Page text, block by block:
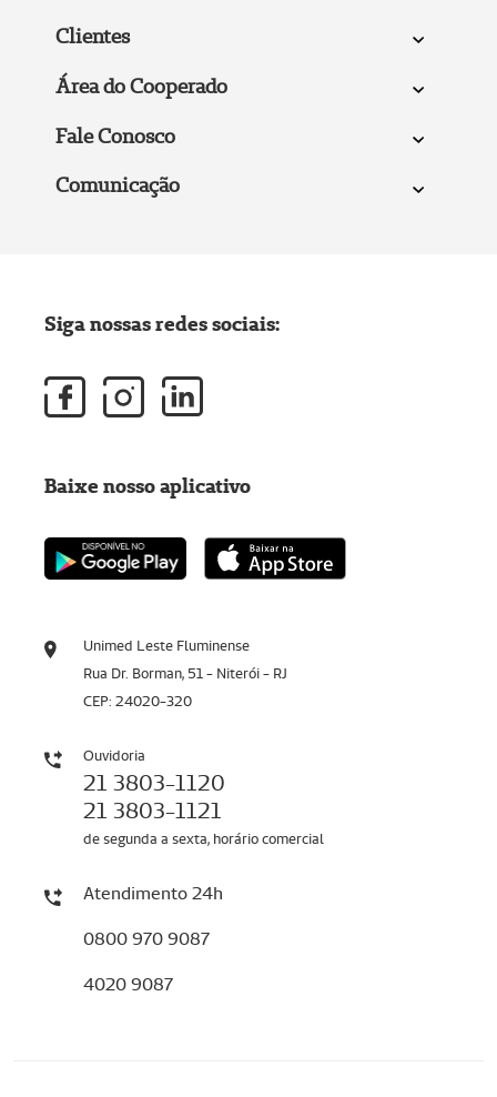
Clientes
Área do Cooperado
Fale Conosco
Comunicação
Unimed Leste Fluminense
Rua Dr. Borman, 51 - Niterói - RJ
CEP: 24020-320
Ouvidoria
21 3803-1120
21 3803-1121
de segunda a sexta, horário comercial
Atendimento 24h
0800 970 9087
4020 9087
Siga nossas redes sociais:
Baixe nosso aplicativo